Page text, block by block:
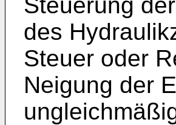
des
Steuer oder
Neigung der